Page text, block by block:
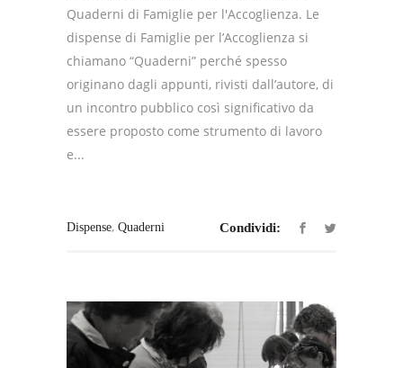
Quaderni di Famiglie per l'Accoglienza. Le
dispense di Famiglie per l’Accoglienza si
chiamano “Quaderni” perché spesso
originano dagli appunti, rivisti dall’autore, di
un incontro pubblico così significativo da
essere proposto come strumento di lavoro
e...
Dispense, Quaderni Condividi: